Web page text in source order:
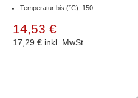
Temperatur bis (°C): 150
14,53 €
17,29 € inkl. MwSt.